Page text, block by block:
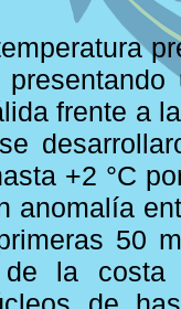
frente a
+2 °C
anomalía
50
la costa